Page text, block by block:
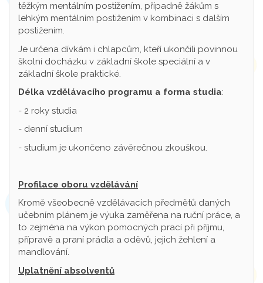
těžkým mentálním postižením, případně žákům s
lehkým mentálním postižením v kombinaci s dalším
postižením.
Je určena dívkám i chlapcům, kteří ukončili povinnou
školní docházku v základní škole speciální a v
základní škole praktické.
Délka vzdělávacího programu a forma studia:
- 2 roky studia
- denní studium
- studium je ukončeno závěrečnou zkouškou.
Profilace oboru vzdělávání
Kromě všeobecně vzdělávacích předmětů daných
učebním plánem je výuka zaměřena na ruční práce, a
to zejména na výkon pomocných prací při příjmu,
přípravě a praní prádla a oděvů, jejich žehlení a
mandlování.
Uplatnění absolventů